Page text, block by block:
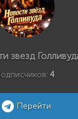
звезд
4
Перейти